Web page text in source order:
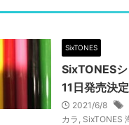
SixTONES
SixTONES
11日発売決
2021/6/8
カラ , SixTONES